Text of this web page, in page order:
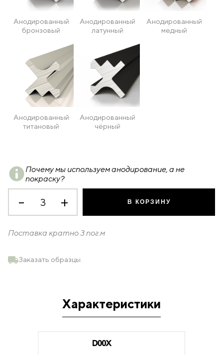
Анодированный
бронзовый
Анодированный
латунный
Анодированный
медный
Анодированный
титановый
Анодированный
чёрный
Почему мы используем анодирование, а не
покраску?
+
-
товара
Разделительный
D00X
В КОРЗИНУ
Поставка кратно3пог.м
Заказать образцы
Характеристики